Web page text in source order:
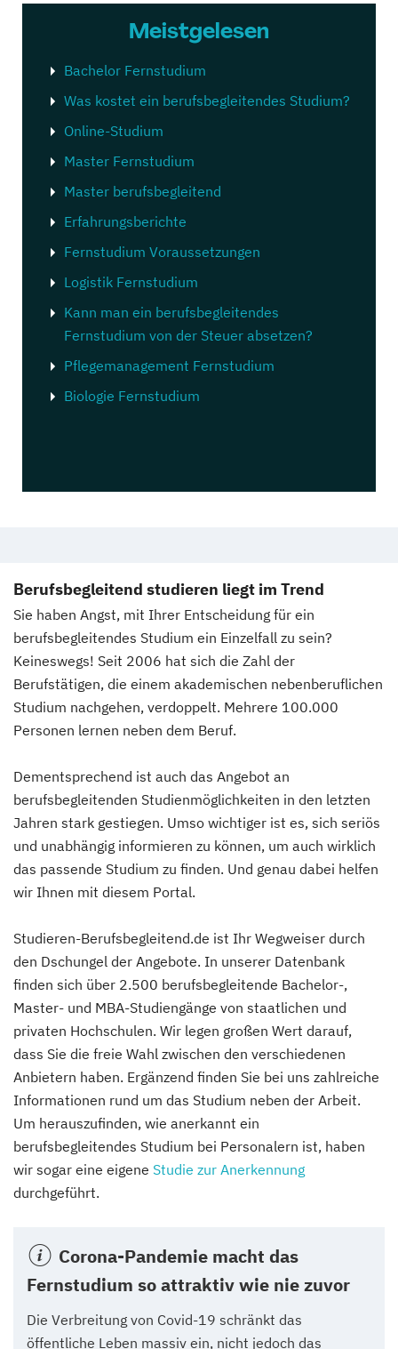
Meistgelesen
Bachelor Fernstudium
Was kostet ein berufsbegleitendes Studium?
Online-Studium
Master Fernstudium
Master berufsbegleitend
Erfahrungsberichte
Fernstudium Voraussetzungen
Logistik Fernstudium
Kann man ein berufsbegleitendes
Fernstudium von der Steuer absetzen?
Pflegemanagement Fernstudium
Biologie Fernstudium
Berufsbegleitend studieren liegt im Trend
Sie haben Angst, mit Ihrer Entscheidung für ein
berufsbegleitendes Studium ein Einzelfall zu sein?
Keineswegs! Seit 2006 hat sich die Zahl der
Berufstätigen, die einem akademischen nebenberuflichen
Studium nachgehen, verdoppelt. Mehrere 100.000
Personen lernen neben dem Beruf.
Dementsprechend ist auch das Angebot an
berufsbegleitenden Studienmöglichkeiten in den letzten
Jahren stark gestiegen. Umso wichtiger ist es, sich seriös
und unabhängig informieren zu können, um auch wirklich
das passende Studium zu finden. Und genau dabei helfen
wir Ihnen mit diesem Portal.
Studieren-Berufsbegleitend.de ist Ihr Wegweiser durch
den Dschungel der Angebote. In unserer Datenbank
finden sich über 2.500 berufsbegleitende Bachelor-,
Master- und MBA-Studiengänge von staatlichen und
privaten Hochschulen. Wir legen großen Wert darauf,
dass Sie die freie Wahl zwischen den verschiedenen
Anbietern haben. Ergänzend finden Sie bei uns zahlreiche
Informationen rund um das Studium neben der Arbeit.
Um herauszufinden, wie anerkannt ein
berufsbegleitendes Studium bei Personalern ist, haben
wir sogar eine eigene Studie zur Anerkennung
durchgeführt.
Corona-Pandemie macht das
Fernstudium so attraktiv wie nie zuvor
Die Verbreitung von Covid-19 schränkt das
öffentliche Leben massiv ein, nicht jedoch das